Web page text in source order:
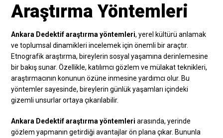
Araştırma Yöntemleri
Ankara Dedektif araştırma yöntemleri, yerel kültürü anlamak
ve toplumsal dinamikleri incelemek için önemli bir araçtır.
Etnografik araştırma, bireylerin sosyal yaşamına derinlemesine
bir bakış sunar. Özellikle, katılımcı gözlem ve mülakat teknikleri,
araştırmacının konunun özüne inmesine yardımcı olur. Bu
yöntemler sayesinde, bireylerin günlük yaşamları içindeki
gizemli unsurlar ortaya çıkarılabilir.
Ankara Dedektif araştırma yöntemleri arasında, yerinde
gözlem yapmanın getirdiği avantajlar ön plana çıkar. Bununla